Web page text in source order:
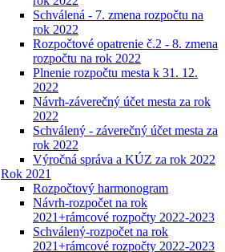
Schválená - 7. zmena rozpočtu na
rok 2022
Rozpočtové opatrenie č.2 - 8. zmena
rozpočtu na rok 2022
Plnenie rozpočtu mesta k 31. 12.
2022
Návrh-záverečný účet mesta za rok
2022
Schválený - záverečný účet mesta za
rok 2022
Výročná správa a KÚZ za rok 2022
Rok 2021
Rozpočtový harmonogram
Návrh-rozpočet na rok
2021+rámcové rozpočty 2022-2023
Schválený-rozpočet na rok
2021+rámcové rozpočty 2022-2023